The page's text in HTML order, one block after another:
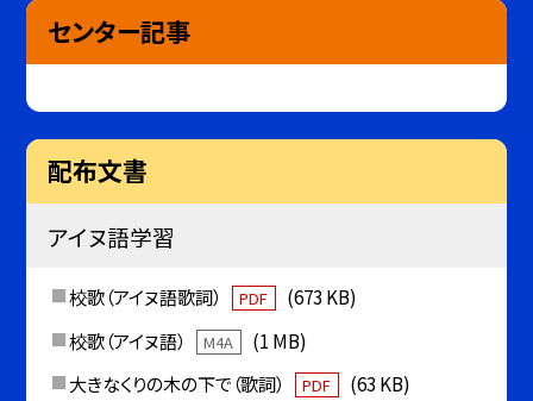
センター記事
配布文書
アイヌ語学習
校歌（アイヌ語歌詞） PDF
(673 KB)
校歌（アイヌ語）
M4A
(1 MB)
大きなくりの木の下で（歌詞）
PDF
(63 KB)